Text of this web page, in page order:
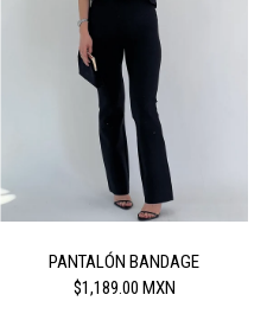
PANTALÓN BANDAGE
$1,189.00 MXN